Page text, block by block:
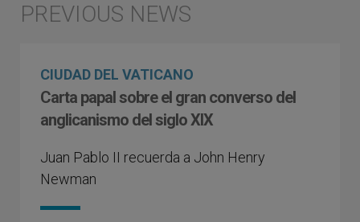
CIUDAD DEL VATICANO
Carta papal sobre el gran converso del
anglicanismo del siglo XIX
Juan Pablo II recuerda a John Henry
Newman